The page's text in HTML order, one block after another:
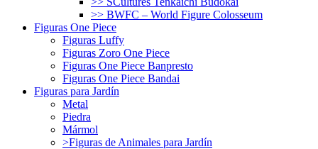
>> BWFC – World Figure Colosseum
Figuras One Piece
Figuras Luffy
Figuras Zoro One Piece
Figuras One Piece Banpresto
Figuras One Piece Bandai
Figuras para Jardín
Metal
Piedra
Mármol
>Figuras de Animales para Jardín